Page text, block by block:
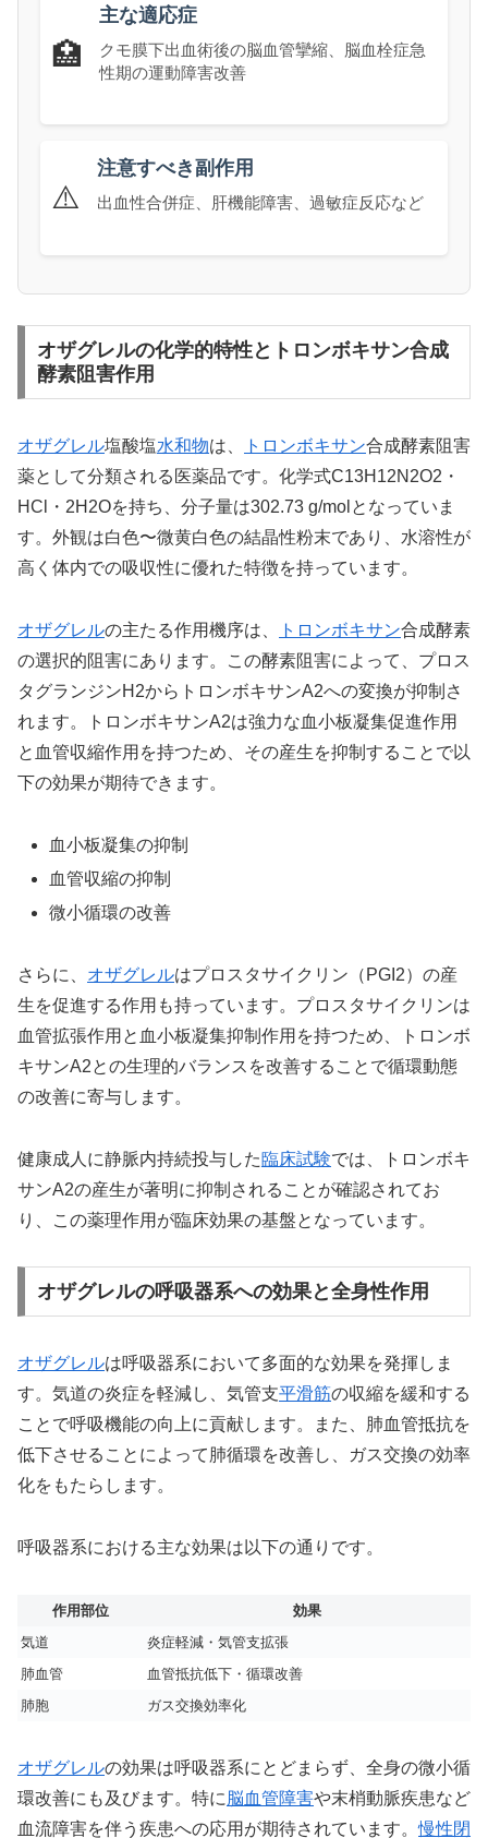
🏥
主な適応症
クモ膜下出血術後の脳血管攣縮、脳血栓症急
性期の運動障害改善
⚠️
注意すべき副作用
出血性合併症、肝機能障害、過敏症反応など
オザグレルの化学的特性とトロンボキサン合成
酵素阻害作用
オザグレル塩酸塩水和物は、 トロンボキサン合成酵素阻害
薬として分類される医薬品です。化学式C13H12N2O2・
HCl・2H2Oを持ち、分子量は302.73 g/molとなっていま
す。外観は白色〜微黄白色の結晶性粉末であり、水溶性が
高く体内での吸収性に優れた特徴を持っています。
オザグレルの主たる作用機序は、 トロンボキサン合成酵素
の選択的阻害にあります。この酵素阻害によって、プロス
タグランジンH2からトロンボキサンA2への変換が抑制さ
れます。トロンボキサンA2は強力な血小板凝集促進作用
と血管収縮作用を持つため、その産生を抑制することで以
下の効果が期待できます。
血小板凝集の抑制
血管収縮の抑制
微小循環の改善
さらに、 オザグレルはプロスタサイクリン（PGI2）の産
生を促進する作用も持っています。プロスタサイクリンは
血管拡張作用と血小板凝集抑制作用を持つため、トロンボ
キサンA2との生理的バランスを改善することで循環動態
の改善に寄与します。
健康成人に静脈内持続投与した臨床試験では、トロンボキ
サンA2の産生が著明に抑制されることが確認されてお
り、この薬理作用が臨床効果の基盤となっています。
オザグレルの呼吸器系への効果と全身性作用
オザグレルは呼吸器系において多面的な効果を発揮しま
す。気道の炎症を軽減し、気管支平滑筋の収縮を緩和する
ことで呼吸機能の向上に貢献します。また、肺血管抵抗を
低下させることによって肺循環を改善し、ガス交換の効率
化をもたらします。
呼吸器系における主な効果は以下の通りです。
作用部位
効果
気道
炎症軽減・気管支拡張
肺血管
血管抵抗低下・循環改善
肺胞
ガス交換効率化
オザグレルの効果は呼吸器系にとどまらず、全身の微小循
環改善にも及びます。特に 脳血管障害や末梢動脈疾患など
血流障害を伴う疾患への応用が期待されています。慢性閉